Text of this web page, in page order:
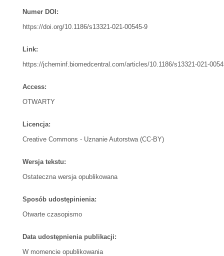
Numer DOI:
https://doi.org/10.1186/s13321-021-00545-9
Link:
https://jcheminf.biomedcentral.com/articles/10.1186/s13321-021-
Access:
OTWARTY
Licencja:
Creative Commons - Uznanie Autorstwa (CC-BY)
Wersja tekstu:
Ostateczna wersja opublikowana
Sposób udostępinienia:
Otwarte czasopismo
Data udostępnienia publikacji:
W momencie opublikowania